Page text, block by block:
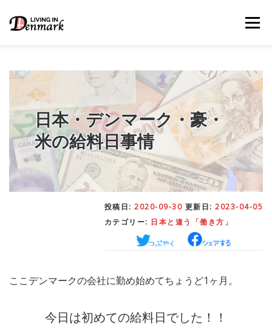
メニュー
LIFE TIPS – 生活便利帳 FOOD– ごはん事情
STUDY– 留学関連情報
WORK– デンマークの働き方
– 日本人の考察
MEDIA– メディア掲載 TRAVEL – 旅行
日本・デンマーク・豪・
米の給料日事情
投稿日: 2020-09-30 更新日: 2023-04-05
カテゴリー: 日本と違う「働き方」
ここデンマークの会社に勤め始めてちょうど1ヶ月。
今日は初めての給料日でした！！